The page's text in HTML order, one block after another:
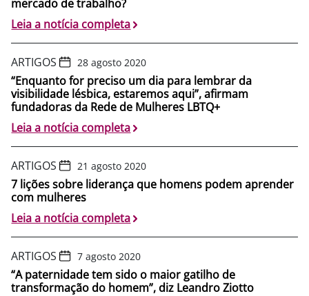
mercado de trabalho?
Leia a notícia completa
ARTIGOS 28 agosto 2020
“Enquanto for preciso um dia para lembrar da
visibilidade lésbica, estaremos aqui”, afirmam
fundadoras da Rede de Mulheres LBTQ+
Leia a notícia completa
ARTIGOS 21 agosto 2020
7 lições sobre liderança que homens podem aprender
com mulheres
Leia a notícia completa
ARTIGOS 7 agosto 2020
“A paternidade tem sido o maior gatilho de
transformação do homem”, diz Leandro Ziotto